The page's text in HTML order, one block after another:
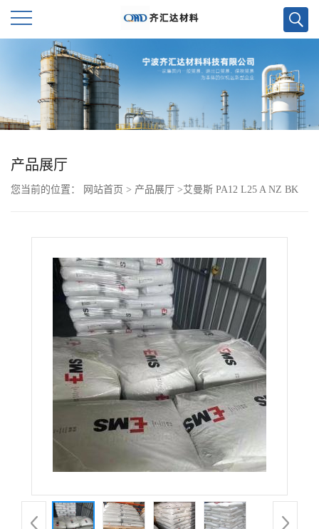
首
页
公
品
产品展厅
您当前的位置： 网站首页 > 产品展厅 >艾曼斯 PA12 L25 A NZ BK